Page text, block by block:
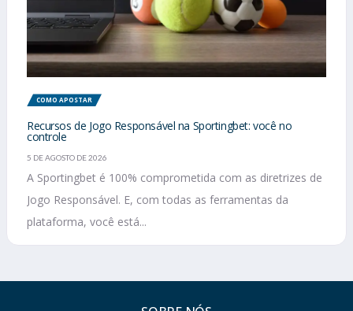
COMO APOSTAR
Recursos de Jogo Responsável na Sportingbet: você no
controle
5 DE AGOSTO DE 2026
A Sportingbet é 100% comprometida com as diretrizes de
Jogo Responsável. E, com todas as ferramentas da
plataforma, você está...